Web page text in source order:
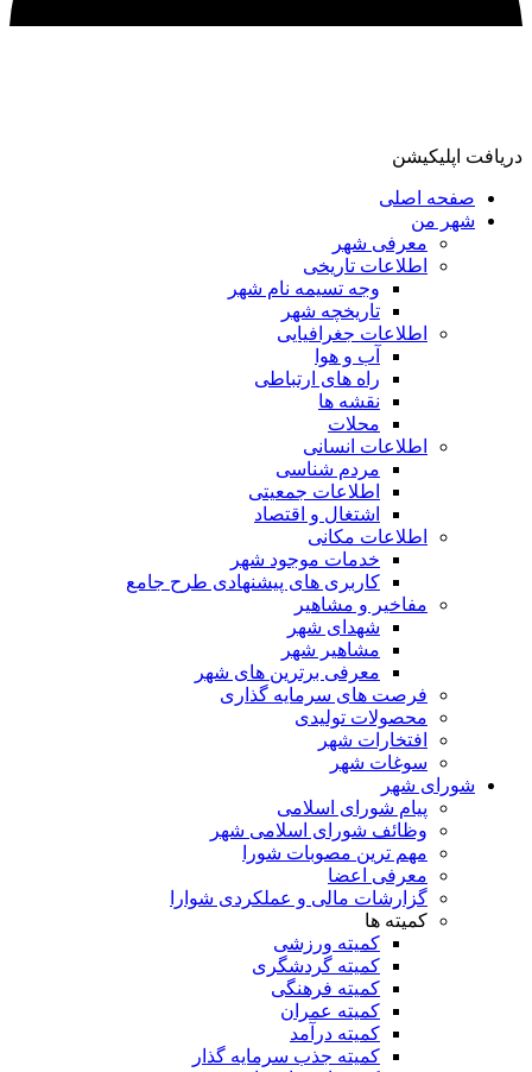
دریافت اپلیکیشن
صفحه اصلی
شهر من
معرفی شهر
اطلاعات تاریخی
وجه تسیمه نام شهر
تاریخچه شهر
اطلاعات جغرافیایی
آب و هوا
راه های ارتباطی
نقشه ها
محلات
اطلاعات انسانی
مردم شناسی
اطلاعات جمعیتی
اشتغال و اقتصاد
اطلاعات مکانی
خدمات موجود شهر
کاربری های پیشنهادی طرح جامع
مفاخیر و مشاهیر
شهدای شهر
مشاهیر شهر
معرفی برترین های شهر
فرصت های سرمایه گذاری
محصولات تولیدی
افتخارات شهر
سوغات شهر
شورای شهر
پیام شورای اسلامی
وظائف شورای اسلامی شهر
مهم ترین مصوبات شورا
معرفی اعضا
گزارشات مالی و عملکردی شوارا
کمیته ها
کمیته ورزشی
کمیته گردشگری
کمیته فرهنگی
کمیته عمران
کمیته درآمد
کمیته جذب سرمایه گذار